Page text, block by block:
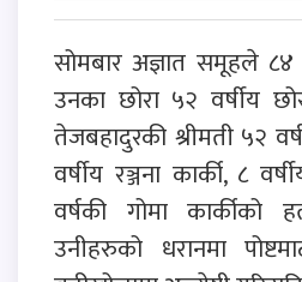
सोमबार अज्ञात समूहले ८४
उनका छोरा ५२ वर्षीय
तेजबहादुरकी श्रीमती ५२
वर्षीय रञ्जना कार्की, ८
वर्षकी गोमा कार्कीको
उनीहरुको धरानमा